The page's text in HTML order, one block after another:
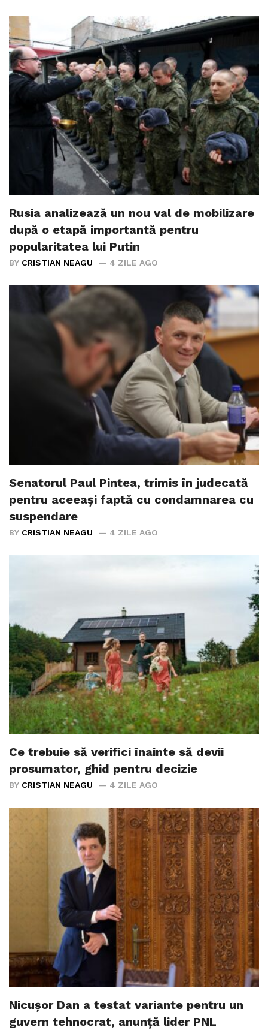
Rusia analizează un nou val de mobilizare
după o etapă importantă pentru
popularitatea lui Putin
BY CRISTIAN NEAGU 4 ZILE AGO
Senatorul Paul Pintea, trimis în judecată
pentru aceeași faptă cu condamnarea cu
suspendare
BY CRISTIAN NEAGU 4 ZILE AGO
Ce trebuie să verifici înainte să devii
prosumator, ghid pentru decizie
BY CRISTIAN NEAGU 4 ZILE AGO
Nicușor Dan a testat variante pentru un
guvern tehnocrat, anunță lider PNL